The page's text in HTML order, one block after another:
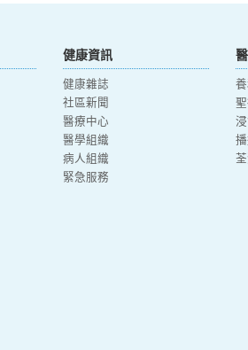
健康資訊
健康雜誌
社區新聞
醫療中心
醫學組織
病人組織
緊急服務